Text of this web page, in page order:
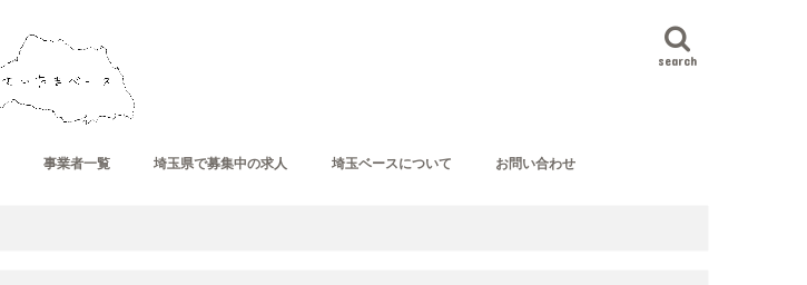
search
事業者一覧 埼玉県で募集中の求人 埼玉ベースについて お問い合わせ